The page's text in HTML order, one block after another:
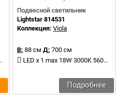
Подвесной светильник
Lightstar 814531
Коллекция: Viola
В: 88 см Д: 700 см
LED x 1 max 18W 3000K 560Lm
Подробнее